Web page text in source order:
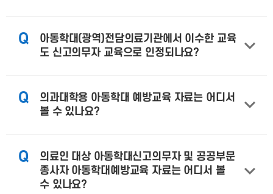
Q
아동학대(광역)전담의료기관에서 이수한 교육
도 신고의무자 교육으로 인정되나요?
Q
의과대학용 아동학대 예방교육 자료는 어디서
볼 수 있나요?
Q
의료인 대상 아동학대신고의무자 및 공공부문
종사자 아동학대예방교육 자료는 어디서 볼
수 있나요?